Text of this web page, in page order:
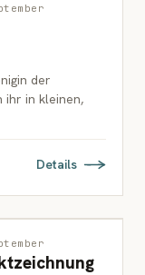
der
ihr in kleinen,
Details